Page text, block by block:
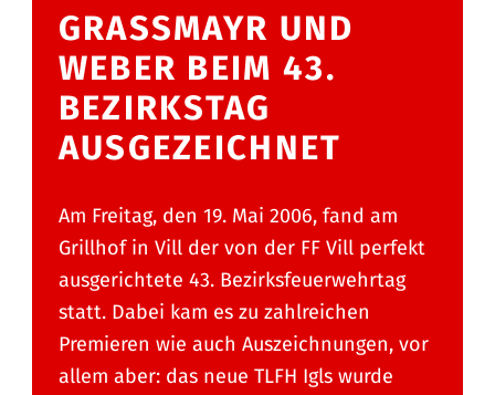
GRASSMAYR UND
WEBER BEIM 43.
BEZIRKSTAG
AUSGEZEICHNET
Am Freitag, den 19. Mai 2006, fand am
Grillhof in Vill der von der FF Vill perfekt
ausgerichtete 43. Bezirksfeuerwehrtag
statt. Dabei kam es zu zahlreichen
Premieren wie auch Auszeichnungen, vor
allem aber: das neue TLFH Igls wurde